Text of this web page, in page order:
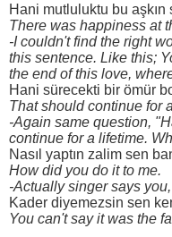
Hani mutluluktu bu aşkın
There was happiness at
-I couldn't find the right
this sentence. Like this;
the end of this love,
Hani sürecekti bir ömür
That should continue for
-Again same question,
continue for a lifetime.
Nasıl yaptın zalim sen
How did you do it to me.
-Actually singer says
Kader diyemezsin sen
You can't say it was the